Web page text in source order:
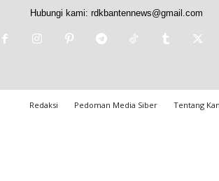
Hubungi kami: rdkbantennews@gmail.com
Redaksi Pedoman Media Siber Tentang